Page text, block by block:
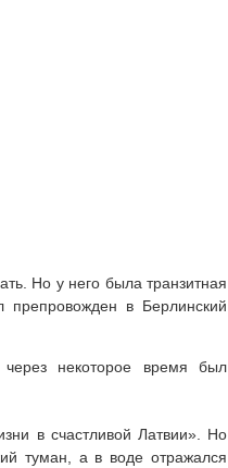
Но у него была транзитная
препровожден в Берлинский
некоторое время был
в счастливой Латвии». Но
туман, а в воде отражался